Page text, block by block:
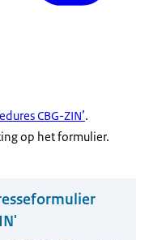
CBG-ZIN’.
op het formulier.